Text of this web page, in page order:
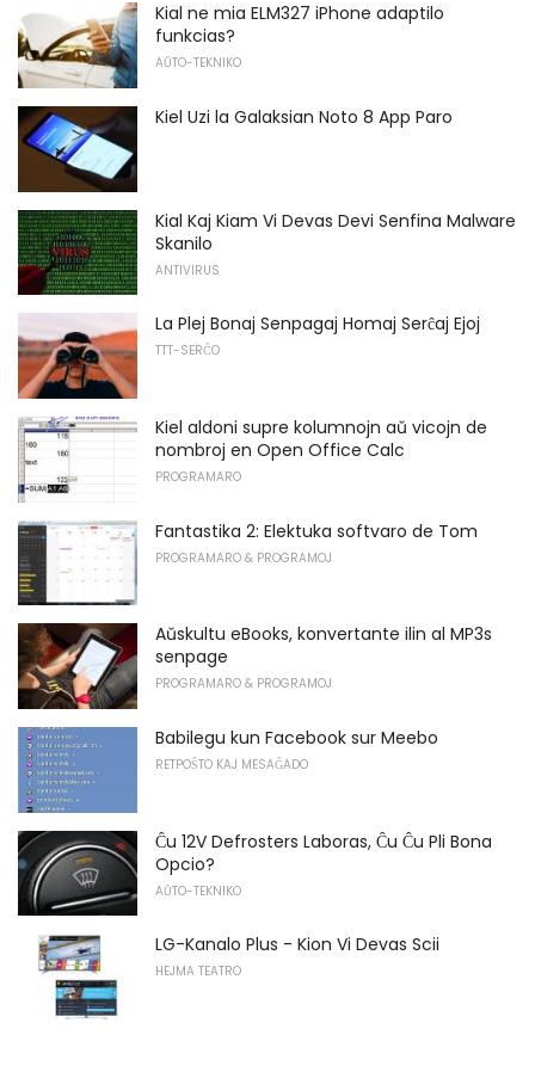
Kial ne mia ELM327 iPhone adaptilo
funkcias?
AŬTO-TEKNIKO
Kiel Uzi la Galaksian Noto 8 App Paro
Kial Kaj Kiam Vi Devas Devi Senfina Malware
Skanilo
ANTIVIRUS
La Plej Bonaj Senpagaj Homaj Serĉaj Ejoj
TTT-SERĈO
Kiel aldoni supre kolumnojn aŭ vicojn de
nombroj en Open Office Calc
PROGRAMARO
Fantastika 2: Elektuka softvaro de Tom
PROGRAMARO & PROGRAMOJ
Aŭskultu eBooks, konvertante ilin al MP3s
senpage
PROGRAMARO & PROGRAMOJ
Babilegu kun Facebook sur Meebo
RETPOŜTO KAJ MESAĜADO
Ĉu 12V Defrosters Laboras, Ĉu Ĉu Pli Bona
Opcio?
AŬTO-TEKNIKO
LG-Kanalo Plus - Kion Vi Devas Scii
HEJMA TEATRO